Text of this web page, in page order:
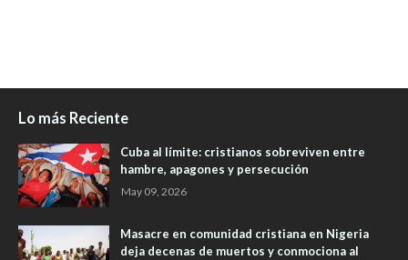
Lo más Reciente
Cuba al límite: cristianos sobreviven entre
hambre, apagones y persecución
May 09, 2026
Masacre en comunidad cristiana en Nigeria
deja decenas de muertos y conmociona al